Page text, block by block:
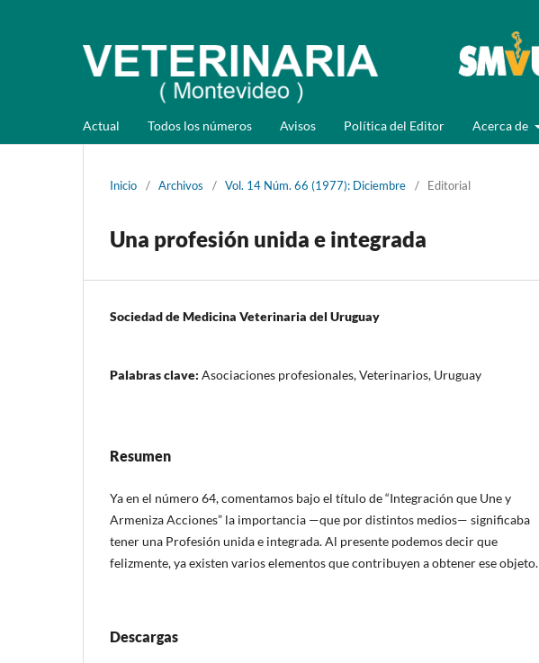
Actual Todos los números Avisos Política del Editor Acerca de
Inicio / Archivos / Vol. 14 Núm. 66 (1977): Diciembre / Editorial
Una profesión unida e integrada
Sociedad de Medicina Veterinaria del Uruguay
Palabras clave: Asociaciones profesionales, Veterinarios, Uruguay
Resumen
Ya en el número 64, comentamos bajo el título de “Integración que Une y
Armeniza Acciones” la importancia —que por distintos medios— significaba
tener una Profesión unida e integrada. Al presente podemos decir que
felizmente, ya existen varios elementos que contribuyen a obtener ese objeto.
Descargas